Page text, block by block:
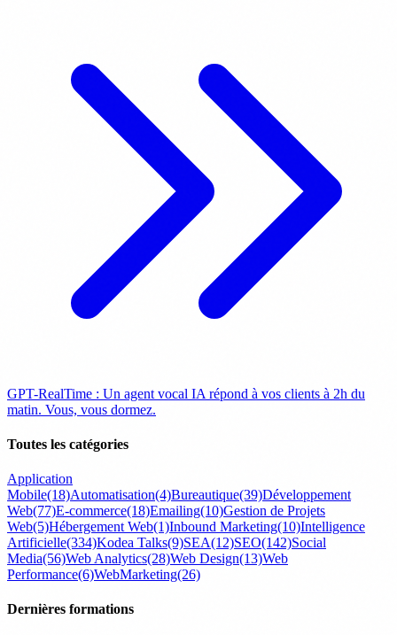
GPT-RealTime : Un agent vocal IA répond à vos clients à 2h du
matin. Vous, vous dormez.
Toutes les catégories
Application
Mobile(18)Automatisation(4)Bureautique(39)Développement
Web(77)E-commerce(18)Emailing(10)Gestion de Projets
Web(5)Hébergement Web(1)Inbound Marketing(10)Intelligence
Artificielle(334)Kodea Talks(9)SEA(12)SEO(142)Social
Media(56)Web Analytics(28)Web Design(13)Web
Performance(6)WebMarketing(26)
Dernières formations